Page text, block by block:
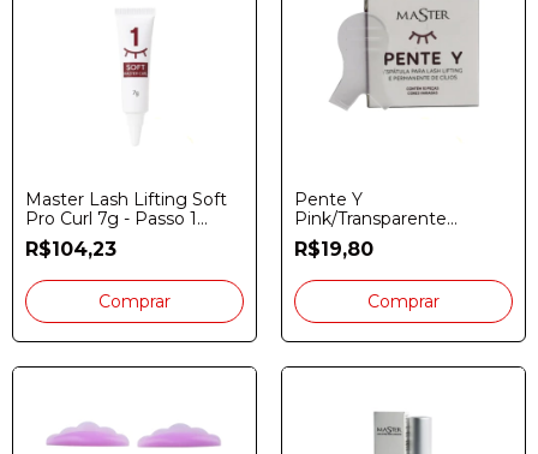
Master Lash Lifting Soft
Pro Curl 7g - Passo 1
Pocket
R$104,23
Pente Y
Pink/Transparente
Redondo 1cm Master 10
Unidades
R$19,80